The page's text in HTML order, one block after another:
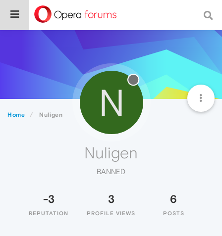
Home Nuligen N
Nuligen
BANNED
-3
REPUTATION
3
PROFILE VIEWS
6
POSTS